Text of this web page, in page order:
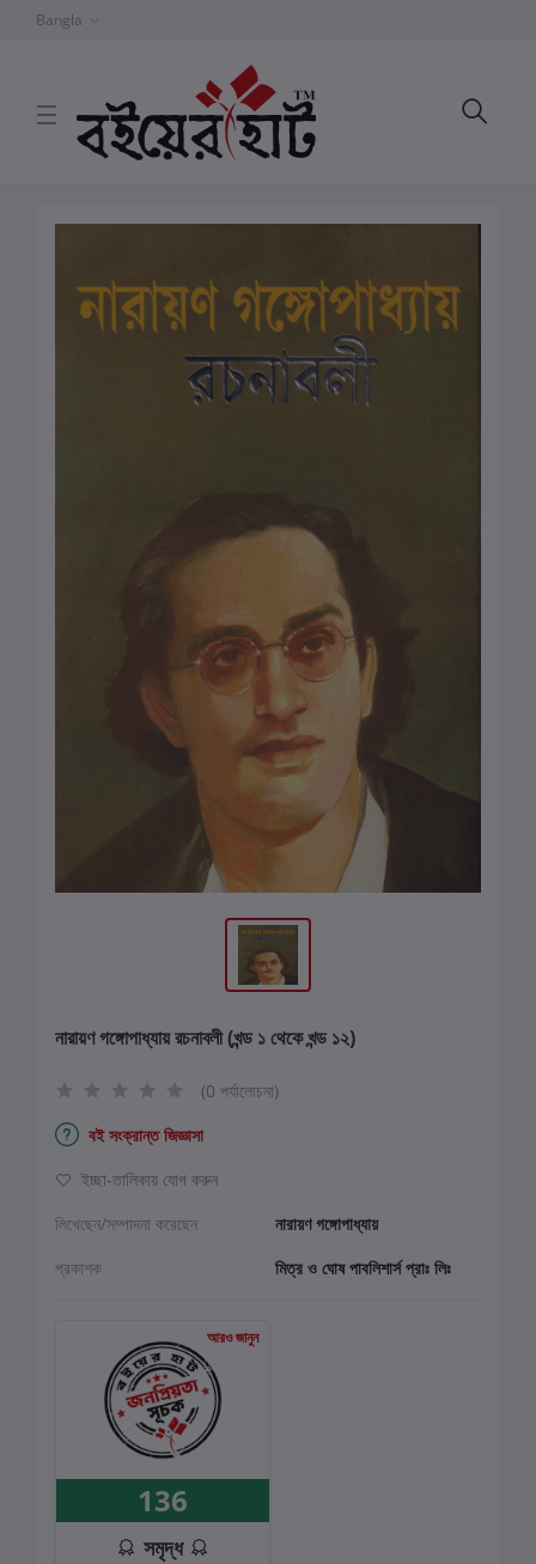
Bangla
নারায়ণ গঙ্গোপাধ্যায় রচনাবলী (খন্ড ১ থেকে খন্ড ১২)
(0 পর্যালোচনা)
বই সংক্রান্ত জিজ্ঞাসা
ইচ্ছা-তালিকায় যোগ করুন
লিখেছেন/সম্পাদনা করেছেন
নারায়ণ গঙ্গোপাধ্যায়
প্রকাশক
মিত্র ও ঘোষ পাবলিশার্স প্রাঃ লিঃ
আরও জানুন
136
সমৃদ্ধ